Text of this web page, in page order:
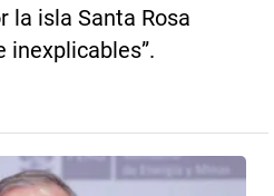
la isla Santa Rosa
inexplicables”.